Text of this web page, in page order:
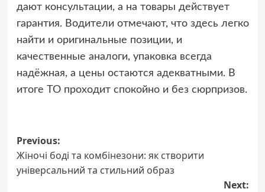
дают консультации, а на товары действует
гарантия. Водители отмечают, что здесь легко
найти и оригинальные позиции, и
качественные аналоги, упаковка всегда
надёжная, а цены остаются адекватными. В
итоге ТО проходит спокойно и без сюрпризов.
Post
navigation
Previous:
Жіночі боді та комбінезони: як створити
універсальний та стильний образ
Next: